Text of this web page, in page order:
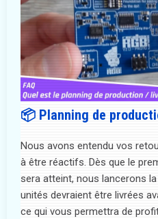
📦 Planning de
Nous avons entendu vos
à être réactifs. Dès que le
sera atteint, nous lancerons
unités devraient être livrées
ce qui vous permettra de